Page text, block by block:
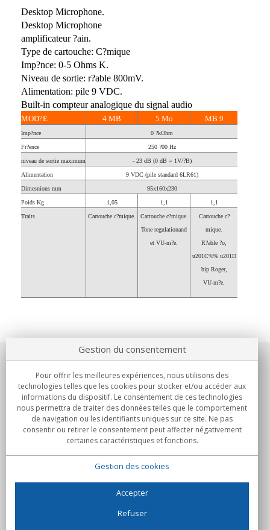
Desktop Microphone.
Desktop Microphone
amplificateur ?ain.
Type de cartouche: C?mique
Imp?nce: 0-5 Ohms K.
Niveau de sortie: r?able 800mV.
Alimentation: pile 9 VDC.
Built-in compteur analogique du signal audio
MOD?E 4 MB 5 Mo MB 9
Imp?nce 0 ?kOhm
Fr?ence 250 ?00 Hz
niveau de sortie maximum - 23 dB (0 dB = 1V/?B)
Alimentation 9 VDC (pile standard 6LR61)
Dimesnions mm 95x160x230
Poids Kg 1,05 1,1 1,1
Traits Cartouche c?mique.
Cartouche c?mique.
Tone regulationand
et VU-m?e.
Cartouche c?
mique.
R?able ?o,
u201C%% u201D
bip Roger,
VU-m?e.
Notre société
Engagements
Achats
Gestion du consentement
Pour offrir les meilleures expériences, nous utilisons des
technologies telles que les cookies pour stocker et/ou accéder aux
informations du dispositif. Le consentement de ces technologies
nous permettra de traiter des données telles que le comportement
de navigation ou les identifiants uniques sur ce site. Ne pas
consentir ou retirer le consentement peut affecter négativement
certaines caractéristiques et fonctions.
Gestion des cookies
Accepter
Refuser